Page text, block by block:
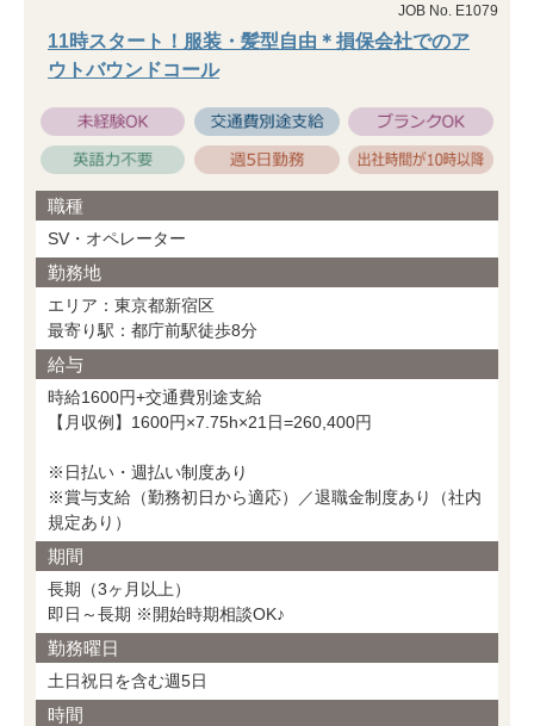
JOB No. E1079
11時スタート！服装・髪型自由＊損保会社でのア
ウトバウンドコール
職種
SV・オペレーター
勤務地
エリア：東京都新宿区
最寄り駅：都庁前駅徒歩8分
給与
時給1600円+交通費別途支給
【月収例】1600円×7.75h×21日=260,400円
※日払い・週払い制度あり
※賞与支給（勤務初日から適応）／退職金制度あり（社内
規定あり）
期間
長期（3ヶ月以上）
即日～長期 ※開始時期相談OK♪
勤務曜日
土日祝日を含む週5日
時間